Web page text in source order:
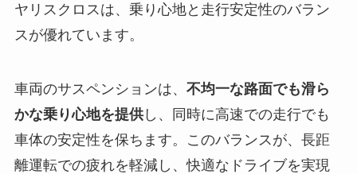
ヤリスクロスは、乗り心地と走行安定性のバラン
スが優れています。
車両のサスペンションは、 不均一な路面でも滑ら
かな乗り心地を提供し、同時に高速での走行でも
車体の安定性を保ちます。このバランスが、長距
離運転での疲れを軽減し、快適なドライブを実現